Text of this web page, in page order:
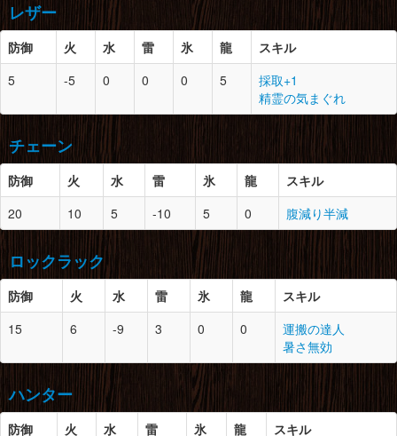
胴
鉄鉱石×1
腕
1 0
竜骨【小】×1
竜骨【小】×1
鉄鉱石×1
脚
1 竜骨【小】×1
レザー
防御 火 水 雷 氷 龍
スキル
5
-5 0 0 0 5
採取+1
精霊の気まぐれ
防御 スロット
必要素材
頭
1 1
暖かい毛皮×1
鉄鉱石×1
胴
1 0
暖かい毛皮×1
竜骨【小】×1
1
暖かい毛皮×2
暖かい毛皮×1
脚
1 暖かい毛皮×2
チェーン
防御 火 水 雷 氷 龍
スキル
20
10 5 -10 5 0 腹減り半減
防御 スロット
必要素材
頭
4 1
大地の結晶×1
胴
4 0
鉄鉱石×2
暖かい毛皮×1
腕
4
鉄鉱石×1
鉄鉱石×1
暖かい毛皮×2
脚
4
鉄鉱石×2
ロックラック
防御 火 水 雷 氷 龍
スキル
15
6 -9 3 0 0
運搬の達人
暑さ無効
防御 スロット
必要素材
頭
- 1
-
胴
5 2
鋼のたまご×1
甲虫の腹袋×2
ジャギィの皮×3
ハンター
防御 火 水 雷 氷 龍
スキル